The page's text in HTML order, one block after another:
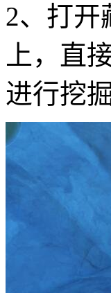
2、打开
上，直
进行挖